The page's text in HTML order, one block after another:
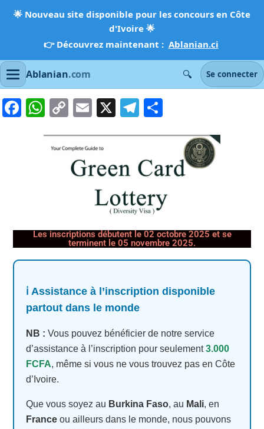
🌟 Nouveau site disponible pour les concours en Côte
d'Ivoire 🌟
👉 Découvrez maintenant : Ablanian.ci
Ablanian.com 🔍 Se connecter
Facebook
WhatsApp
CopyEmail
X Telegram
Les inscriptions débutent le 02 octobre 2025 et se
terminent le 05 novembre 2025.
ℹ️ Assistance à l’inscription disponible
partout dans le monde
NB : Vous pouvez bénéficier de notre service
d’assistance à l’inscription pour seulement3.000
FCFA, même si vous ne vous trouvez pas en Côte
d’Ivoire.
Que vous soyez au Burkina Faso, au Mali, en
France ou ailleurs dans le monde, nous pouvons